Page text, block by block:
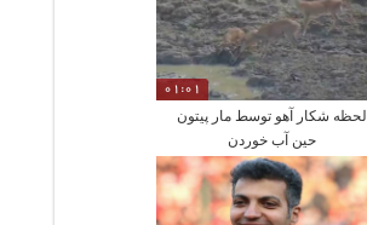
01:01
لحظه شکار آهو توسط مار پیتون
حین آب خوردن